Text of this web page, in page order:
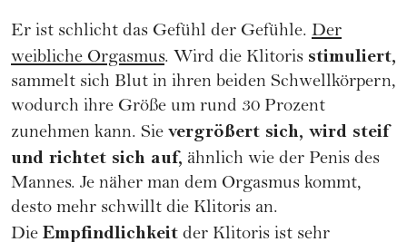
Er ist schlicht das Gefühl der Gefühle. Der
weibliche Orgasmus. Wird die Klitoris stimuliert,
sammelt sich Blut in ihren beiden Schwellkörpern,
wodurch ihre Größe um rund 30 Prozent
zunehmen kann. Sie vergrößert sich, wird steif
und richtet sich auf, ähnlich wie der Penis des
Mannes. Je näher man dem Orgasmus kommt,
desto mehr schwillt die Klitoris an.
Die Empfindlichkeit der Klitoris ist sehr